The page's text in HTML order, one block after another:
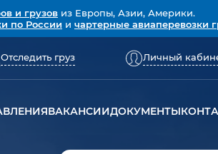
и грузов из Европы, Азии, Америки.
по России и чартерные авиаперевозки
Отследить груз Личный
ВАКАНСИИДОКУМЕНТЫ